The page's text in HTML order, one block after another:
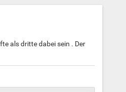
als dritte dabei sein . Der